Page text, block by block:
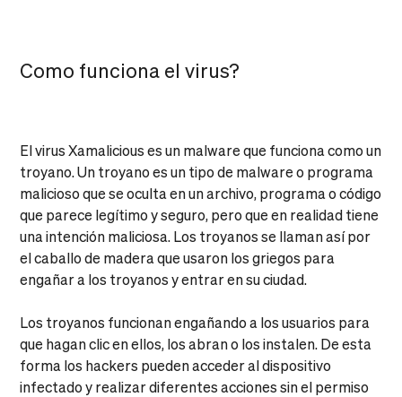
Como funciona el virus?
El virus Xamalicious es un malware que funciona como un
troyano. Un troyano es un tipo de malware o programa
malicioso que se oculta en un archivo, programa o código
que parece legítimo y seguro, pero que en realidad tiene
una intención maliciosa. Los troyanos se llaman así por
el caballo de madera que usaron los griegos para
engañar a los troyanos y entrar en su ciudad.
Los troyanos funcionan engañando a los usuarios para
que hagan clic en ellos, los abran o los instalen. De esta
forma los hackers pueden acceder al dispositivo
infectado y realizar diferentes acciones sin el permiso